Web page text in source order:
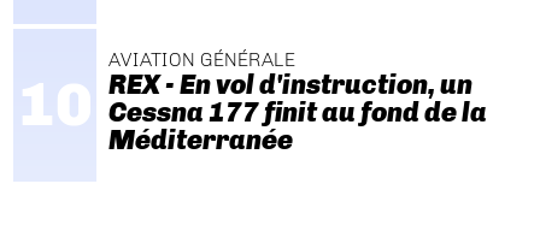
AVIATION GÉNÉRALE
REX - En vol d'instruction, un
Cessna 177 finit au fond de la
Méditerranée